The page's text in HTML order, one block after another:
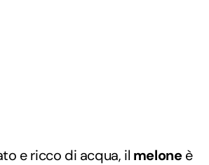
e ricco di acqua, il meloneè